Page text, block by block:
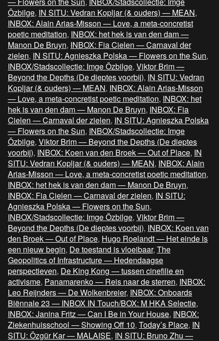
Özbilge, IN SITU: Vedran Kopljar (& ouders) — MEAN,
INBOX: Alain Arias-Misson — Love, a meta-concretist
poetic meditation, INBOX: het hek is van den dam —
Manon De Bruyn, INBOX: Fia Cielen — Carnaval der
zielen, IN SITU: Agnieszka Polska — Flowers on the Sun,
INBOX/Stadscollectie: Imge Özbilge, Viktor Brim —
Beyond the Depths (De dieptes voorbij), IN SITU: Vedran
Kopljar (& ouders) — MEAN, INBOX: Alain Arias-Misson
— Love, a meta-concretist poetic meditation, INBOX: het
hek is van den dam — Manon De Bruyn, INBOX: Fia
Cielen — Carnaval der zielen, IN SITU: Agnieszka Polska
— Flowers on the Sun, INBOX/Stadscollectie: Imge
Özbilge, Viktor Brim — Beyond the Depths (De dieptes
voorbij), INBOX: Koen van den Broek — Out of Place, IN
SITU: Vedran Kopljar (& ouders) — MEAN, INBOX: Alain
Arias-Misson — Love, a meta-concretist poetic meditation,
INBOX: het hek is van den dam — Manon De Bruyn,
INBOX: Fia Cielen — Carnaval der zielen, IN SITU:
Agnieszka Polska — Flowers on the Sun,
INBOX/Stadscollectie: Imge Özbilge, Viktor Brim —
Beyond the Depths (De dieptes voorbij), INBOX: Koen van
den Broek — Out of Place, Hugo Roelandt — Het einde is
een nieuw begin, De toestand is vloeibaar, The
Geopolitics of Infrastructure — Hedendaagse
perspectieven, De King Kong — tussen cinefilie en
activisme, Panamarenko — Reis naar de sterren, INBOX:
Leo Reijnders — De Wolkenbreier, INBOX: Onboards
Biënnale 23 — INBOX IN Touch/BOX: M HKA Selectie,
INBOX: Janina Fritz — Can I Be in Your House, INBOX:
Ziekenhuisschool — Showing Off 10, Today’s Place, IN
SITU: Özgür Kar — MALAISE, IN SITU: Bruno Zhu —